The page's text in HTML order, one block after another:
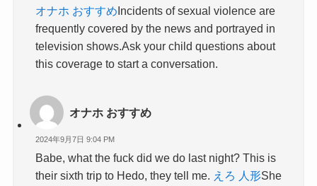
オナホ おすすめIncidents of sexual violence are
frequently covered by the news and portrayed in
television shows.Ask your child questions about
this coverage to start a conversation.
オナホ おすすめ
2024年9月7日 9:04 PM
Babe, what the fuck did we do last night? This is
their sixth trip to Hedo, they tell me. えろ 人形She